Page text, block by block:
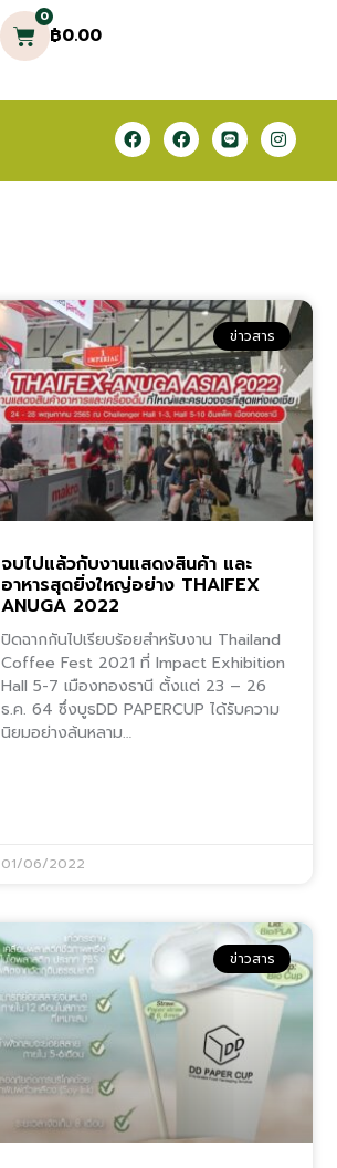
฿0.00
0
ข่าวสาร
จบไปแล้วกับงานแสดงสินค้า และ
อาหารสุดยิ่งใหญ่อย่าง THAIFEX
ANUGA 2022
ปิดฉากกันไปเรียบร้อยสำหรับงาน Thailand
Coffee Fest 2021 ที่ Impact Exhibition
Hall 5-7 เมืองทองธานี ตั้งแต่ 23 – 26
ธ.ค. 64 ซึ่งบูธDD PAPERCUP ได้รับความ
นิยมอย่างล้นหลาม…
01/06/2022
ข่าวสาร